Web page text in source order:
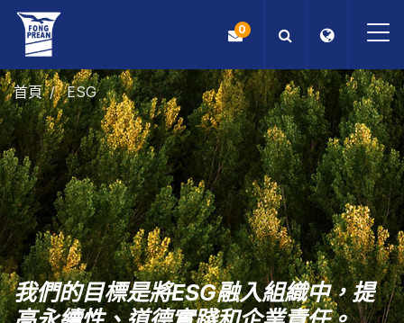
OEM/ODM
產品
應用
部落格
ESG
0
首頁 ESG
我們的目標是將ESG融入組織中，提